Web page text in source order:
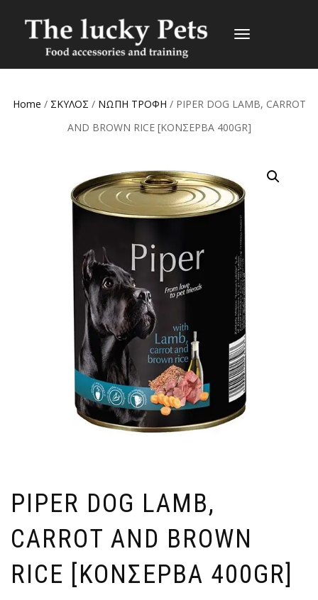
TOGGLE
Home / ΣΚΥΛΟΣ / ΝΩΠΗ ΤΡΟΦΗ / PIPER DOG LAMB, CARROT
AND BROWN RICE [ΚΟΝΣΕΡΒΑ 400GR]
PIPER DOG LAMB,
CARROT AND BROWN
RICE [ΚΟΝΣΕΡΒΑ 400GR]